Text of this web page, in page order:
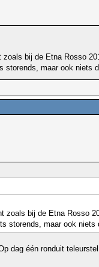
bij de Etna Rosso
maar ook niets
bij de Etna Rosso
storends, maar ook niets
dag één ronduit